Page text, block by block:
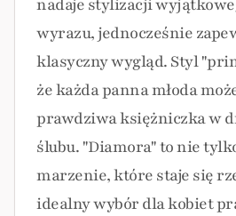
nadaje stylizacji
wyrazu, jednocześnie
klasyczny wygląd. Styl
że każda panna młoda
prawdziwa księżniczka w
ślubu. "Diamora" to nie
marzenie, które staje się
idealny wybór dla kobiet